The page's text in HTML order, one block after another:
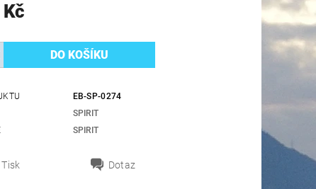
EB-SP-0274
SPIRIT
SPIRIT
Tisk Dotaz